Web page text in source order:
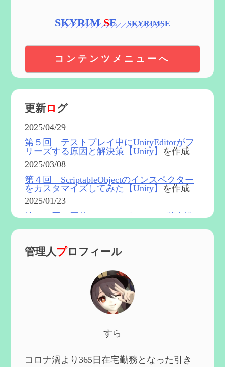
SKYRIMSE
コンテンツメニューへ
更新ロ グ
2025/04/29
第５回 テストプレイ中にUnityEditorがフ
リーズする原因と解決策【Unity】 を作成
2025/03/08
第４回 ScriptableObjectのインスペクター
をカスタマイズしてみた【Unity】 を作成
2025/01/23
第５４回 召使(アルレッキーノ)の基本性
第６０回 炎神マーヴィカの性能、探索に
第５９回 アチーブメント「対決者・２」
を作成
第５８回 集敵以外のすべてを持ってしま
ったサポーターシロネンの解説【2凸ま
2024/09/02
管理人プロフィール
すら
コロナ渦より365日在宅勤務となった引き